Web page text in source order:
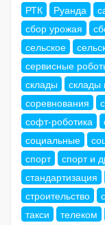
РТК
Руанда
сбор урожая
сельское
сервисные
склады
склады
соревнования
софт-роботика
социальные
спорт
спорт и
стандартизация
строительство
такси
телеком